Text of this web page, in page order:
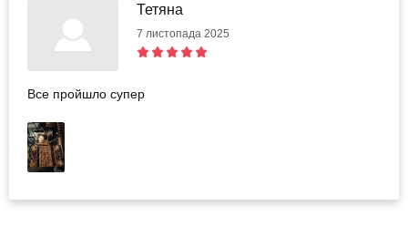
Тетяна
7 листопада 2025
Все пройшло супер